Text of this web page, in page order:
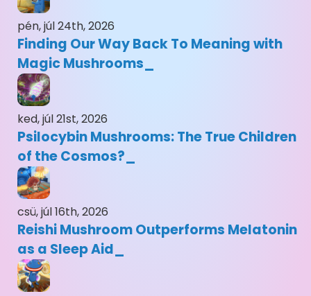
pén, júl 24th, 2026
Finding Our Way Back To Meaning with
Magic Mushrooms
ked, júl 21st, 2026
Psilocybin Mushrooms: The True Children
of the Cosmos?
csü, júl 16th, 2026
Reishi Mushroom Outperforms Melatonin
as a Sleep Aid